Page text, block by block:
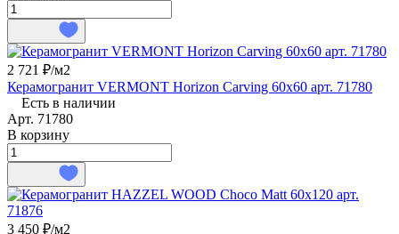
2 721 ₽/м2
Керамогранит VERMONT Horizon Carving 60x60 арт. 71780
Есть в наличии
Арт. 71780
В корзину
3 450 ₽/м2